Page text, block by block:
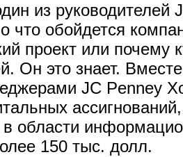
из руководителей
что обойдется
проект или почему
Он это знает.
JC Penney
области
150 тыс. долл.